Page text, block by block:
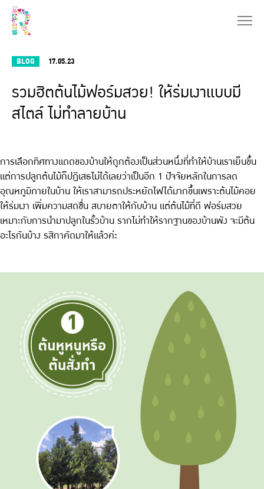
BLOG 17.05.23
รวมฮิตต้นไม้ฟอร์มสวย! ให้ร่มเงาแบบมี
สไตล์ ไม่ทำลายบ้าน
การเลือกทิศทางแดดของบ้านให้ถูกต้องเป็นส่วนหนึ่งที่ทำให้บ้านเราเย็นขึ้น
แต่การปลูกต้นไม้ก็ปฎิเสธไม่ได้เลยว่าเป็นอีก 1 ปัจจัยหลักในการลด
อุณหภูมิภายในบ้าน ให้เราสามารถประหยัดไฟได้มากขึ้นเพราะต้นไม้คอย
ให้ร่มเงา เพิ่มความสดชื่น สบายตาให้กับบ้าน แต่ต้นไม้ที่ดี ฟอร์มสวย
เหมาะกับการนำมาปลูกในรั้วบ้าน รากไม่ทำให้รากฐานของบ้านพัง จะมีต้น
อะไรกันบ้าง รสิกาคัดมาให้แล้วค่ะ